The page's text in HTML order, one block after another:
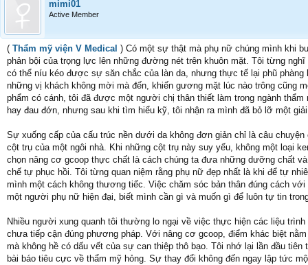
mimi01
Active Member
( Thẩm mỹ viện V Medical ) Có một sự thật mà phụ nữ chúng mình khi
phản bội của trọng lực lên những đường nét trên khuôn mặt. Tôi từng
có thể níu kéo được sự săn chắc của làn da, nhưng thực tế lại phũ
những vị khách không mời mà đến, khiến gương mặt lúc nào trông cũng
phẩm có cánh, tôi đã được một người chị thân thiết làm trong ngành
hay đau đớn, nhưng sau khi tìm hiểu kỹ, tôi nhận ra mình đã bỏ lỡ một
Sự xuống cấp của cấu trúc nền dưới da không đơn giản chỉ là câu
cột trụ của một ngôi nhà. Khi những cột trụ này suy yếu, không một loại
chọn nâng cơ gcoop thực chất là cách chúng ta đưa những dưỡng chất
chế tự phục hồi. Tôi từng quan niệm rằng phụ nữ đẹp nhất là khi để tự
mình một cách không thương tiếc. Việc chăm sóc bản thân đúng cách
một người phụ nữ hiện đại, biết mình cần gì và muốn gì để luôn tự tin
Nhiều người xung quanh tôi thường lo ngại về việc thực hiện các liệu
chưa tiếp cận đúng phương pháp. Với nâng cơ gcoop, điểm khác biệt
mà không hề có dấu vết của sự can thiệp thô bạo. Tôi nhớ lại lần đầu
bài báo tiêu cực về thẩm mỹ hỏng. Sự thay đổi không đến ngay lập tức